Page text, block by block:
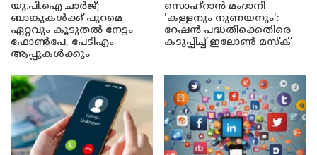
യു.പി.ഐ ചാർജ്;
ബാങ്കുകൾക്ക് പുറമെ
ഏറ്റവും കൂടുതൽ നേട്ടം
ഫോൺപേ, പേടിഎം
ആപ്പുകൾക്കും
സൊഹ്റാൻ മംദാനി
'കള്ളനും നുണയനും':
റേഷൻ പദ്ധതിക്കെതിരെ
കടുപ്പിച്ച് ഇലോൺ മസ്ക്